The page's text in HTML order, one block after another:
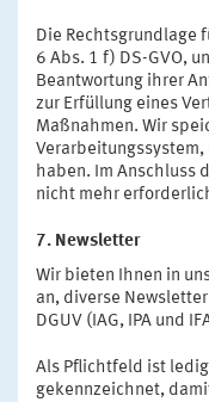
Die Rechtsgrundlage
6 Abs. 1 f) DS-GVO,
Beantwortung ihrer
zur Erfüllung eines
Maßnahmen. Wir
haben. Im Anschluss
nicht mehr
7. Newsletter
Wir bieten Ihnen in
an, diverse
DGUV (IAG, IPA und
Als Pflichtfeld ist
gekennzeichnet,